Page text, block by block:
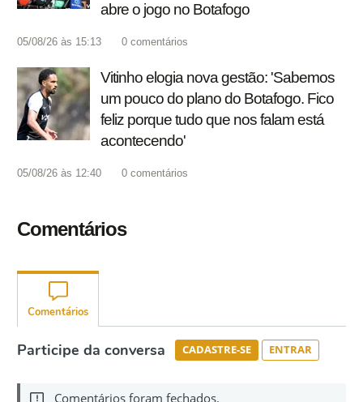
abre o jogo no Botafogo
05/08/26 às 15:13 0 comentários
Vitinho elogia nova gestão: 'Sabemos
um pouco do plano do Botafogo. Fico
feliz porque tudo que nos falam está
acontecendo'
05/08/26 às 12:40 0 comentários
Comentários